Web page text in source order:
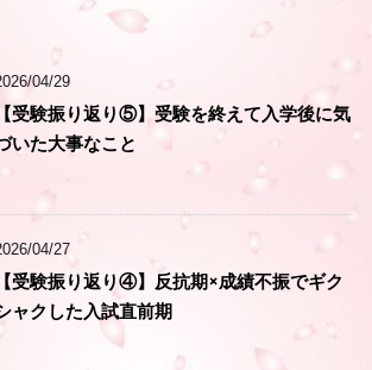
04/29
【受験振り返り⑤】受験を終えて入学後に気
いた大事なこと
04/27
【受験振り返り④】反抗期×成績不振でギク
ャクした入試直前期